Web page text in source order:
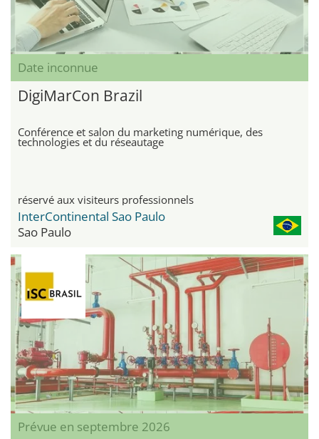
Date inconnue
DigiMarCon Brazil
Conférence et salon du marketing numérique, des
technologies et du réseautage
réservé aux visiteurs professionnels
InterContinental Sao Paulo
Sao Paulo
Prévue en septembre 2026